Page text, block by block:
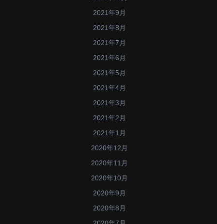
2021年9月
2021年8月
2021年7月
2021年6月
2021年5月
2021年4月
2021年3月
2021年2月
2021年1月
2020年12月
2020年11月
2020年10月
2020年9月
2020年8月